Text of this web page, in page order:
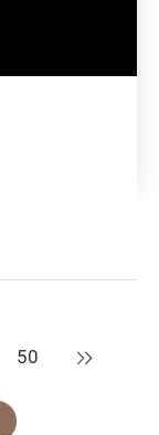
50 下一頁